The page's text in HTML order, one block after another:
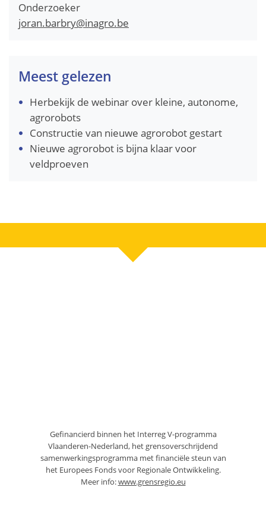
Onderzoeker
E-
joran.barbry@inagro.be
Meest gelezen
Herbekijk de webinar over kleine, autonome,
agrorobots
Constructie van nieuwe agrorobot gestart
Nieuwe agrorobot is bijna klaar voor
veldproeven
Gefinancierd binnen het Interreg V-programma
Vlaanderen-Nederland, het grensoverschrijdend
samenwerkingsprogramma met financiële steun van
het Europees Fonds voor Regionale Ontwikkeling.
Meer info:www.grensregio.eu